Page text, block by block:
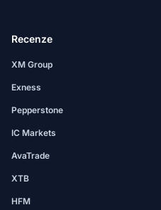
Recenze
XM Group
Exness
Pepperstone
IC Markets
AvaTrade
XTB
HFM